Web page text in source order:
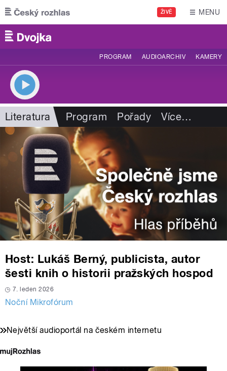
Přejít k hlavnímu obsahu
ŽIVĚ MENU
PROGRAM AUDIOARCHIV KAMERY
Literatura Program Pořady Více…
Host: Lukáš Berný, publicista, autor
šesti knih o historii pražských hospod
7. leden 2026
Noční Mikrofórum
Největší audioportál na českém internetu